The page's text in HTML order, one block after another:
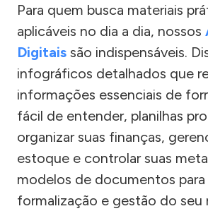
Para quem busca materiais
aplicáveis no dia a dia, nossos
Digitais são indispensáveis.
infográficos detalhados que
informações essenciais de
fácil de entender, planilhas
organizar suas finanças,
estoque e controlar suas
modelos de documentos para
formalização e gestão do seu